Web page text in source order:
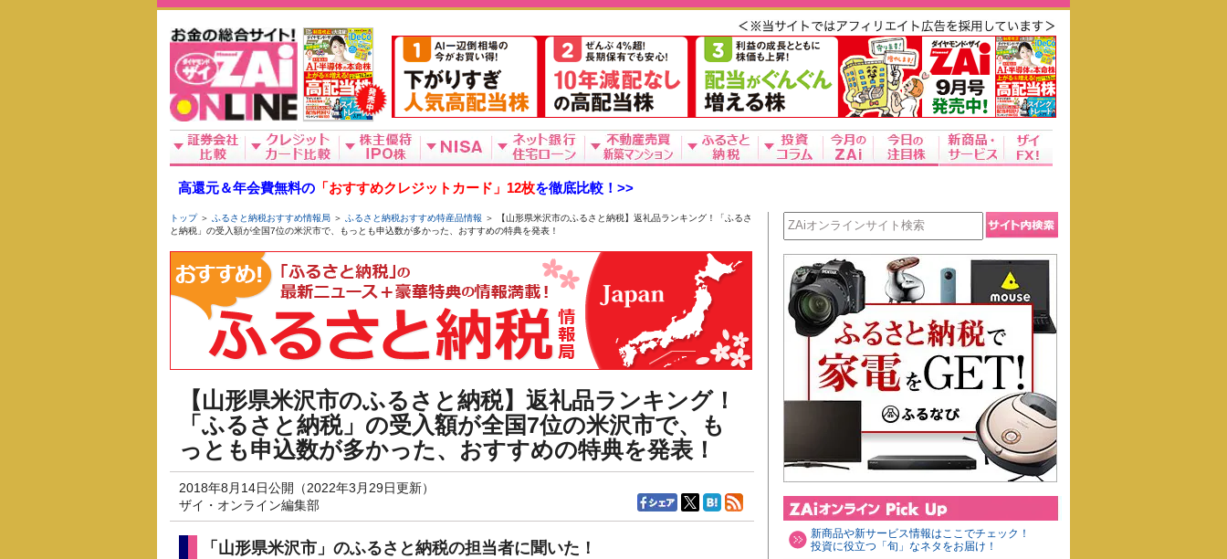
高還元＆年会費無料の 「おすすめクレジットカード」12枚を徹底比較！>>
トップ＞ ふるさと納税おすすめ情報局 ＞ ふるさと納税おすすめ特産品情報 ＞ 【山形県米沢市のふるさと納税】返礼品ランキング！「ふるさ
と納税」の受入額が全国7位の米沢市で、もっとも申込数が多かった、おすすめの特典を発表！
【山形県米沢市のふるさと納税】返礼品ランキング！
「ふるさと納税」の受入額が全国7位の米沢市で、も
っとも申込数が多かった、おすすめの特典を発表！
2018年8月14日公開（2022年3月29日更新）
ザイ・オンライン編集部
「山形県米沢市」のふるさと納税の担当者に聞いた！
新商品や新サービス情報はここでチェック！
投資に役立つ「旬」なネタをお届け！